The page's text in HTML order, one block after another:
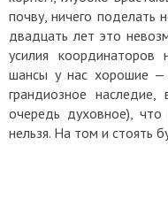
почву, ничего поделать
двадцать лет это
усилия координаторов
шансы у нас хорошие —
грандиозное
очередь духовное), что
нельзя. На том и стоять